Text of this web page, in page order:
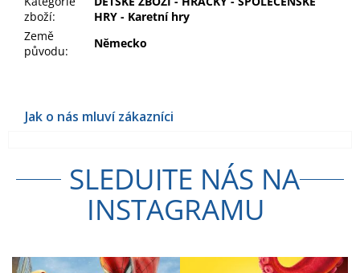
zboží:
HRY - Karetní hry
Země
původu:
Německo
SLEDUJTE NÁS NA
INSTAGRAMU